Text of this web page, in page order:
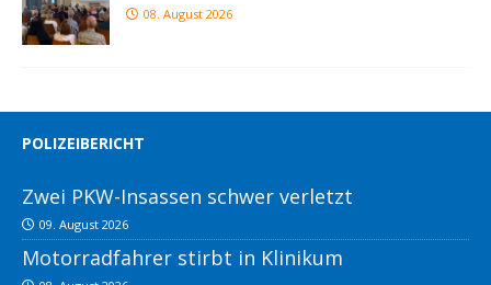
08. August 2026
POLIZEIBERICHT
Zwei PKW-Insassen schwer verletzt
09. August 2026
Motorradfahrer stirbt in Klinikum